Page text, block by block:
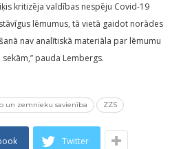
kritizēja valdības nespēju Covid-19
lēmumus, tā vietā gaidot norādes
nav analītiskā materiāla par lēmumu
pauda Lembergs.
un zemnieku savienība ZZS
Twitter